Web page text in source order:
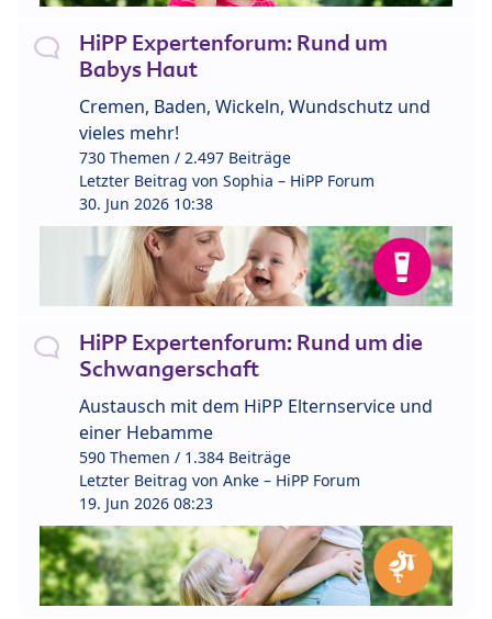
HiPP Expertenforum: Rund um
Babys Haut
Cremen, Baden, Wickeln, Wundschutz und
vieles mehr!
730 Themen / 2.497 Beiträge
Letzter Beitrag von Sophia – HiPP Forum
30. Jun 2026 10:38
HiPP Expertenforum: Rund um die
Schwangerschaft
Austausch mit dem HiPP Elternservice und
einer Hebamme
590 Themen / 1.384 Beiträge
Letzter Beitrag von Anke – HiPP Forum
19. Jun 2026 08:23